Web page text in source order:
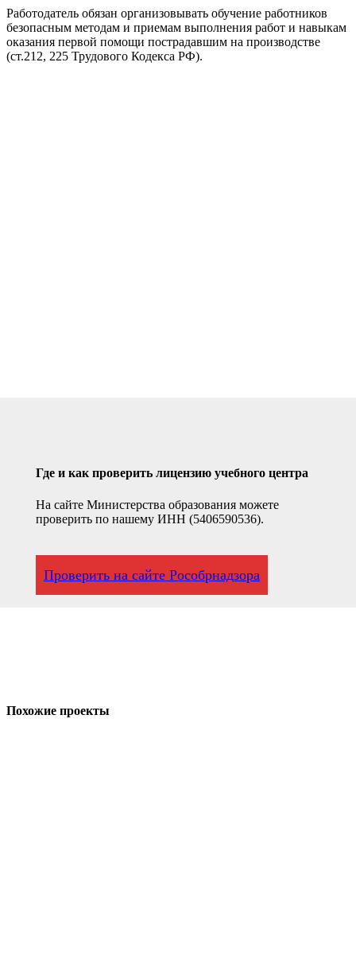
Работодатель обязан организовывать обучение работников
безопасным методам и приемам выполнения работ и навыкам
оказания первой помощи пострадавшим на производстве
(ст.212, 225 Трудового Кодекса РФ).
Где и как проверить лицензию учебного центра
На сайте Министерства образования можете
проверить по нашему ИНН (5406590536).
Проверить на сайте Рособрнадзора
Похожие проекты